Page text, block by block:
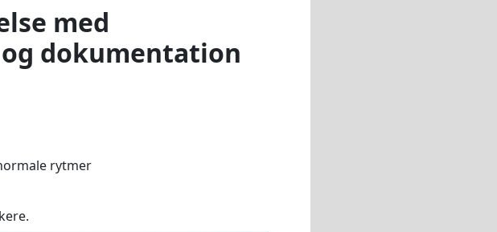
med
dokumentation
rytmer